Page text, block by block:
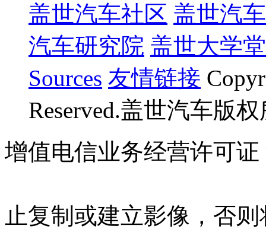
盖世汽车社区 盖世汽
汽车研究院 盖世大学堂
Sources 友情链接
Reserved.盖世汽车版
增值电信业务经营许可证
止复制或建立影像，否